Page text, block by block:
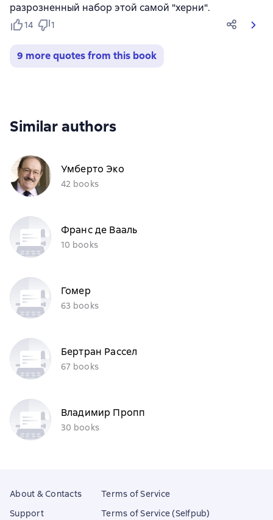
разрозненный набор этой самой "херни".
14 1
9 more quotes from this book
Similar authors
Умберто Эко
42 books
Франс де Вааль
10 books
Гомер
63 books
Бертран Рассел
67 books
Владимир Пропп
30 books
About & Contacts
Support
Terms of Service
Terms of Service (Selfpub)